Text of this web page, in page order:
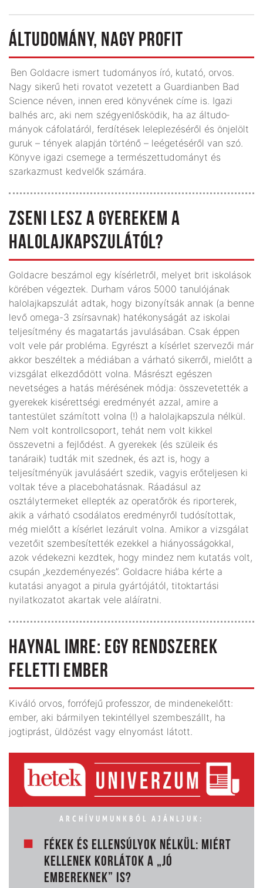
ÁLTUDOMÁNY, NAGY PROFIT
Ben Goldacre ismert tudományos író, kutató, orvos.
Nagy sikerű heti rovatot vezetett a Guardianben Bad
Science néven, innen ered könyvének címe is. Igazi
balhés arc, aki nem szégyenlősködik, ha az áltudo­
mányok cáfolatáról, ferdítések leleplezéséről és önjelölt
guruk – tények alapján történő – leégetéséről van szó.
Könyve igazi csemege a természettudományt és
szarkazmust kedvelők számára.
ZSENI LESZ A GYEREKEM A
HALOLAJKAPSZULÁTÓL?
Goldacre beszámol egy kísérletről, melyet brit iskolások
körében végeztek. Durham város 5000 tanulójának
halolajkapszulát adtak, hogy bizonyítsák annak (a benne
levő omega-3 zsírsavnak) hatékonyságát az iskolai
teljesítmény és magatartás javulásában. Csak éppen
volt vele pár probléma. Egyrészt a kísérlet szervezői már
akkor beszéltek a médiában a várható sikerről, mielőtt a
vizsgálat elkezdődött volna. Másrészt egészen
nevetséges a hatás mérésének módja: összevetették a
gyerekek kisérettségi eredményét azzal, amire a
tantestület számított volna (!) a halolajkapszula nélkül.
Nem volt kontrollcsoport, tehát nem volt kikkel
összevetni a fejlődést. A gyerekek (és szüleik és
tanáraik) tudták mit szednek, és azt is, hogy a
teljesítményük javulásáért szedik, vagyis erőteljesen ki
voltak téve a placebohatásnak. Ráadásul az
osztálytermeket ellepték az operatőrök és riporterek,
akik a várható csodálatos eredményről tudósítottak,
még mielőtt a kísérlet lezárult volna. Amikor a vizsgálat
vezetőit szembesítették ezekkel a hiányosságokkal,
azok védekezni kezdtek, hogy mindez nem kutatás volt,
csupán „kezdeményezés”. Goldacre hiába kérte a
kutatási anyagot a pirula gyártójától, titoktartási
nyilatkozatot akartak vele aláíratni.
HAYNAL IMRE: EGY RENDSZEREK
FELETTI EMBER
Kiváló orvos, forrófejű professzor, de mindenekelőtt:
ember, aki bármilyen tekintéllyel szembeszállt, ha
jogtiprást, üldözést vagy elnyomást látott.
ARCHÍVUMUNKBÓL AJÁNLJUK:
FÉKEK ÉS ELLENSÚLYOK NÉLKÜL: MIÉRT
KELLENEK KORLÁTOK A „JÓ
EMBEREKNEK” IS?